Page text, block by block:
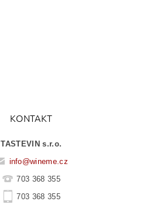
KONTAKT
TASTEVIN s.r.o.
info@wineme.cz
703 368 355
703 368 355